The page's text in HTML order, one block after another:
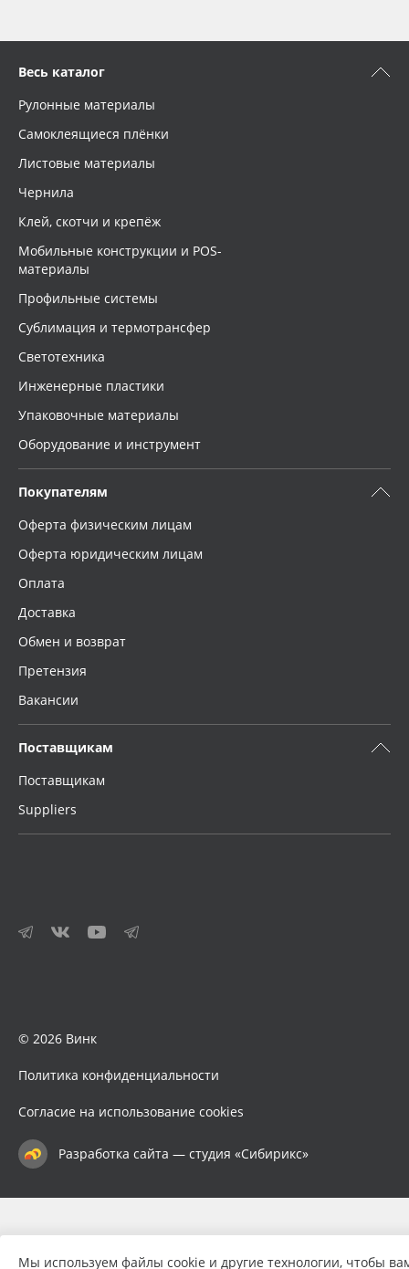
Весь каталог
Рулонные материалы
Самоклеящиеся плёнки
Листовые материалы
Чернила
Клей, скотчи и крепёж
Мобильные конструкции и POS-
материалы
Профильные системы
Сублимация и термотрансфер
Светотехника
Инженерные пластики
Упаковочные материалы
Оборудование и инструмент
Покупателям
Оферта физическим лицам
Оферта юридическим лицам
Оплата
Доставка
Обмен и возврат
Претензия
Вакансии
Поставщикам
Поставщикам
Suppliers
© 2026 Винк
Политика конфиденциальности
Согласие на использование cookies
Разработка сайта — студия «Сибирикс»
Мы используем файлы cookie и другие технологии, чтобы